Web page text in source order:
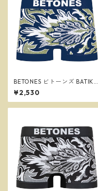
BETONES ビトーンズ BATIK2
NAVY メンズ フリーサイズ ボ
クサーパンツ ※ネコポスで送
料無料※
¥2,530